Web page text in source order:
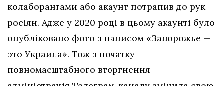
колаборантами або акаунт потрапив до рук
росіян. Адже у 2020 році в цьому акаунті було
опубліковано фото з написом «Запорожье —
это Украина». Тож з початку
повномасштабного вторгнення